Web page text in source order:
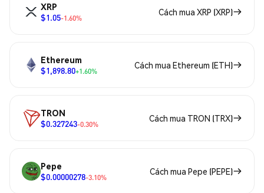
XRP
$1.05-1.60%
Cách mua XRP (XRP)
Ethereum
$1,898.80+1.60%
Cách mua Ethereum (ETH)
TRON
$0.327243-0.30%
Cách mua TRON (TRX)
Pepe
$0.00000278-3.10%
Cách mua Pepe (PEPE)